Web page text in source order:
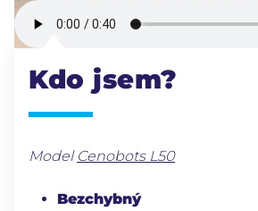
Kdo jsem?
Model Cenobots L50
Bezchybný